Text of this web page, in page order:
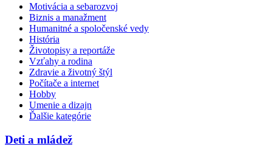
Motivácia a sebarozvoj
Biznis a manažment
Humanitné a spoločenské vedy
História
Životopisy a reportáže
Vzťahy a rodina
Zdravie a životný štýl
Počítače a internet
Hobby
Umenie a dizajn
Ďalšie kategórie
Deti a mládež